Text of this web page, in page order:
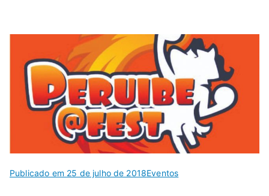
Publicado em 25 de julho de 2018Eventos